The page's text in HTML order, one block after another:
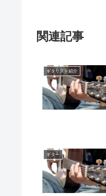
関連記事
ギタリスト紹介
ギター